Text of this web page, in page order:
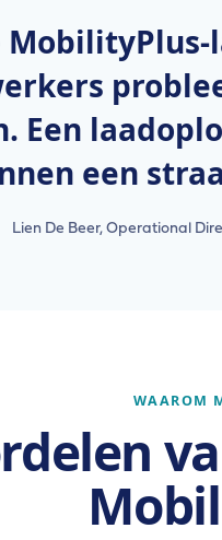
Een
een
Lien De Beer, Operational
WAAROM